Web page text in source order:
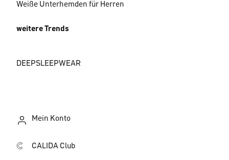
Weiße Unterhemden für Herren
weitere Trends
DEEPSLEEPWEAR
Mein Konto
CALIDA Club